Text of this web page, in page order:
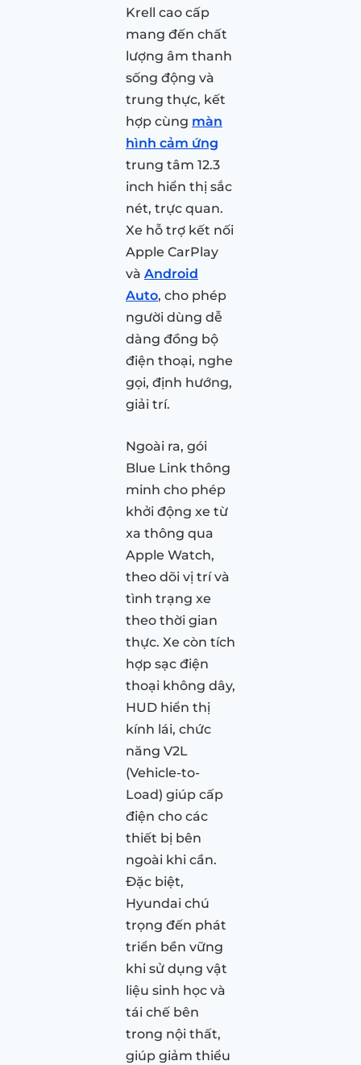
Krell cao cấp
mang đến chất
lượng âm thanh
sống động và
trung thực, kết
hợp cùng màn
hình cảm ứng
trung tâm 12.3
inch hiển thị sắc
nét, trực quan.
Xe hỗ trợ kết nối
Apple CarPlay
và Android
Auto, cho phép
người dùng dễ
dàng đồng bộ
điện thoại, nghe
gọi, định hướng,
giải trí.
Ngoài ra, gói
Blue Link thông
minh cho phép
khởi động xe từ
xa thông qua
Apple Watch,
theo dõi vị trí và
tình trạng xe
theo thời gian
thực. Xe còn tích
hợp sạc điện
thoại không dây,
HUD hiển thị
kính lái, chức
năng V2L
(Vehicle-to-
Load) giúp cấp
điện cho các
thiết bị bên
ngoài khi cần.
Đặc biệt,
Hyundai chú
trọng đến phát
triển bền vững
khi sử dụng vật
liệu sinh học và
tái chế bên
trong nội thất,
giúp giảm thiểu